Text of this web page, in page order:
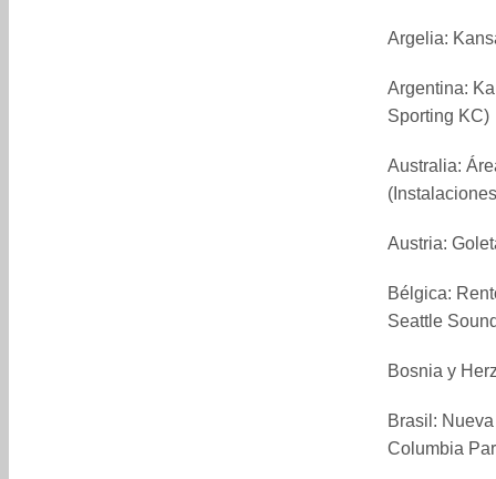
Argelia:
Argentina:
Sporting KC)
Australia:
Austria:
Bélgica:
Seattle
Bosnia y
Brasil:
Columbia